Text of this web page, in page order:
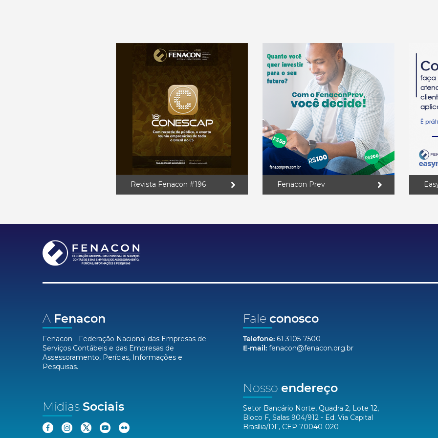
Revista Fenacon #196 Fenacon Prev
A Fenacon
Fenacon - Federação Nacional das Empresas de
Serviços Contábeis e das Empresas de
Assessoramento, Perícias, Informações e
Pesquisas.
Mídias Sociais
Fale conosco
Telefone: 61 3105-7500
E-mail: fenacon@fenacon.org.br
Nosso endereço
Setor Bancário Norte, Quadra 2, Lote 12,
Bloco F, Salas 904/912 - Ed. Via Capital
Brasília/DF, CEP 70040-020